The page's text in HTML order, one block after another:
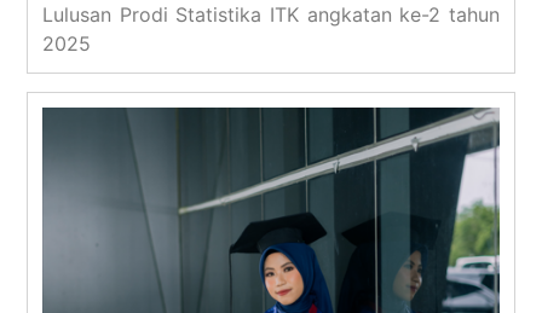
Lulusan Prodi Statistika ITK angkatan ke-2 tahun
2025